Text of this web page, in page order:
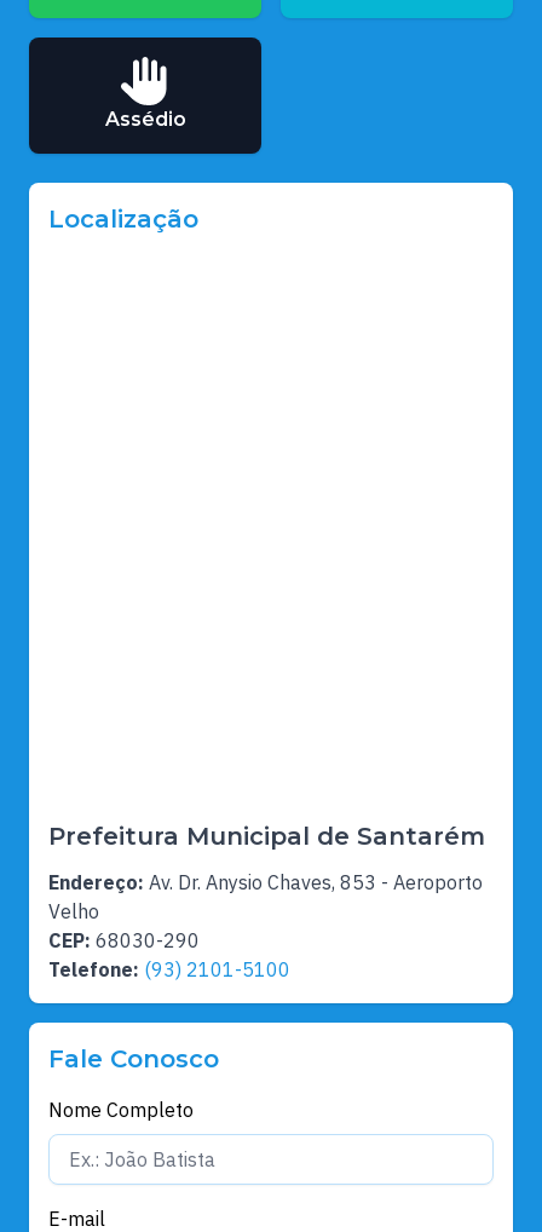
Assédio
Localização
Prefeitura Municipal de Santarém
Endereço: Av. Dr. Anysio Chaves, 853 - Aeroporto
Velho
CEP: 68030-290
Telefone: (93) 2101-5100
Fale Conosco
Nome Completo
E-mail